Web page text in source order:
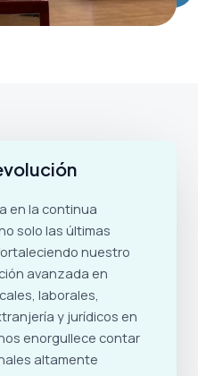
en la continua
solo las últimas
nuestro
avanzada en
laborales,
y jurídicos en
enorgullece contar
altamente